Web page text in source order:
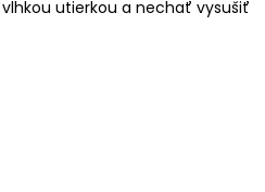
utierkou a nechať vysušiť